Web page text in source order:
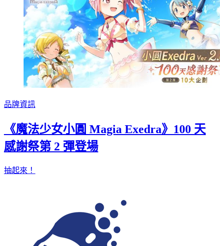
品牌資訊
《魔法少女小圓 Magia Exedra》100 天
感謝祭第 2 彈登場
抽起來！